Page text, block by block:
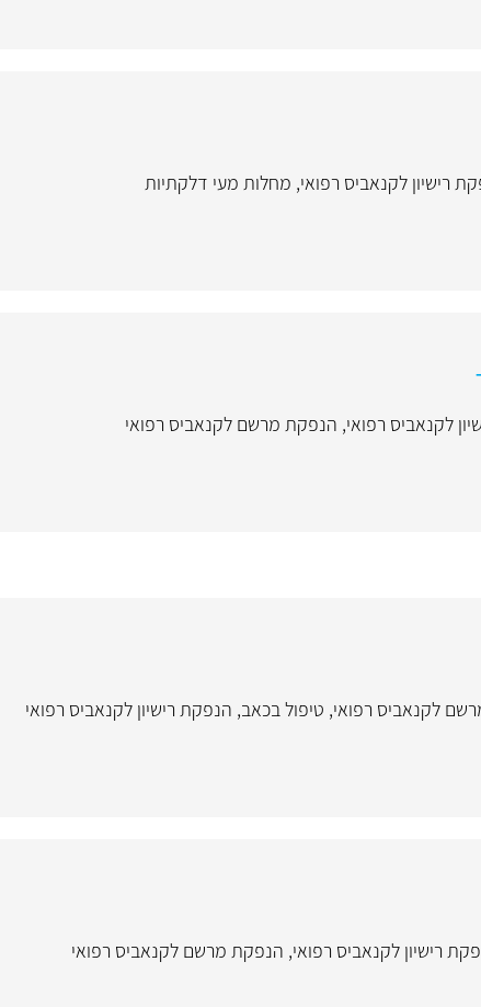
רישיון לקנאביס רפואי, מחלות מעי דלקתיות
לקנאביס רפואי, הנפקת מרשם לקנאביס רפואי
לקנאביס רפואי, טיפול בכאב, הנפקת רישיון לקנאביס רפואי
רישיון לקנאביס רפואי, הנפקת מרשם לקנאביס רפואי